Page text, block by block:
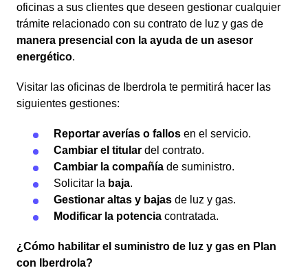
oficinas a sus clientes que deseen gestionar cualquier
trámite relacionado con su contrato de luz y gas de
manera presencial con la ayuda de un asesor
energético.
Visitar las oficinas de Iberdrola te permitirá hacer las
siguientes gestiones:
Reportar averías o fallos en el servicio.
Cambiar el titular del contrato.
Cambiar la compañía de suministro.
Solicitar la baja.
Gestionar altas y bajas de luz y gas.
Modificar la potencia contratada.
¿Cómo habilitar el suministro de luz y gas en Plan
con Iberdrola?